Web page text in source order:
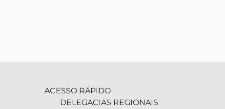
ACESSO RÁPIDO
DELEGACIAS REGIONAIS